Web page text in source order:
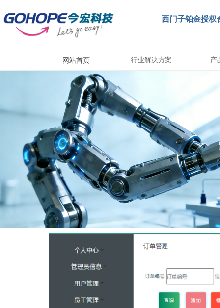
行业解决方案 产
西门子铂金授权
网站首页